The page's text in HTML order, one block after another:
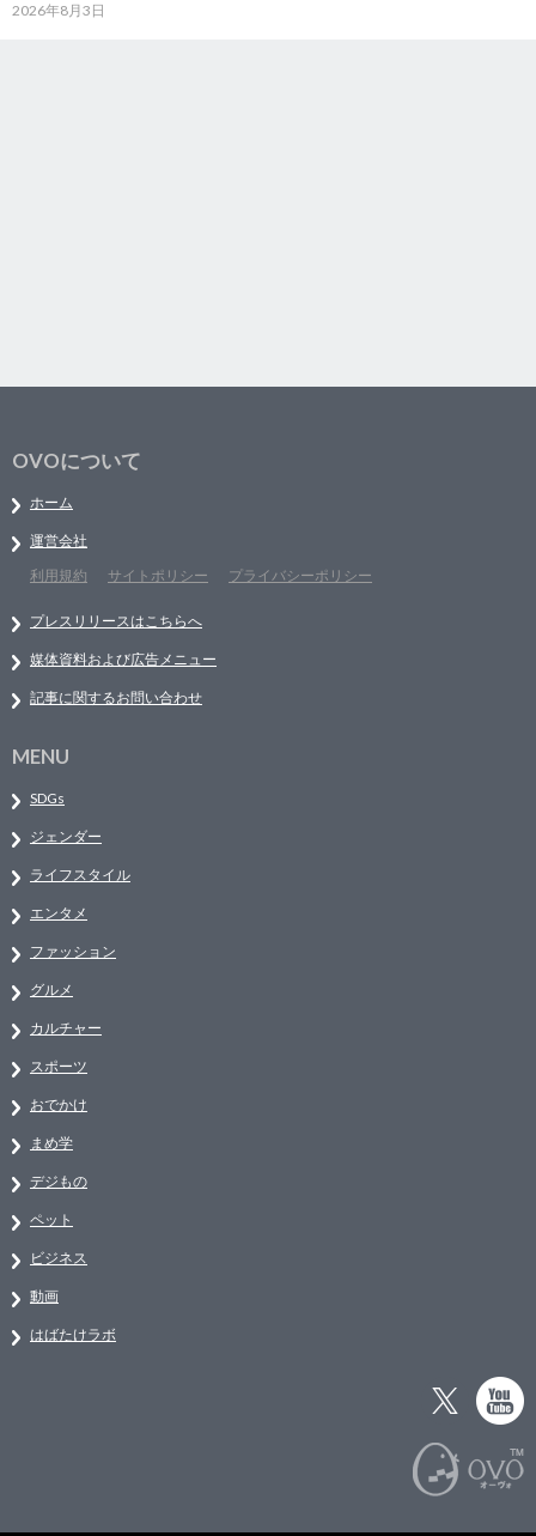
2026年8月3日
OVOについて
ホーム
運営会社
利用規約
サイトポリシー プライバシーポリシー
プレスリリースはこちらへ
媒体資料および広告メニュー
記事に関するお問い合わせ
MENU
SDGs
ジェンダー
ライフスタイル
エンタメ
ファッション
グルメ
カルチャー
スポーツ
おでかけ
まめ学
デジもの
ペット
ビジネス
動画
はばたけラボ